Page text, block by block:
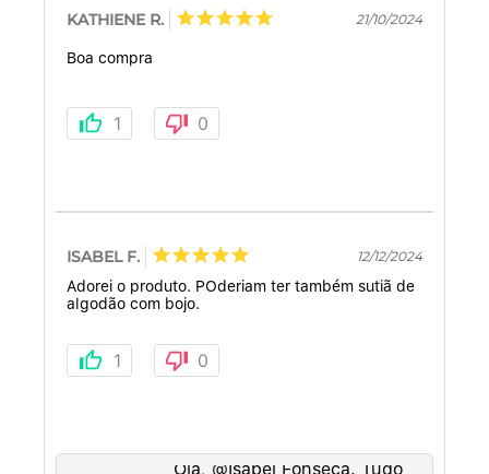
KATHIENE R. 21/10/2024
Boa compra
1 0
ISABEL F. 12/12/2024
Adorei o produto. POderiam ter também sutiã de
algodão com bojo.
1 0
Olá, @Isabel Fonseca. Tudo